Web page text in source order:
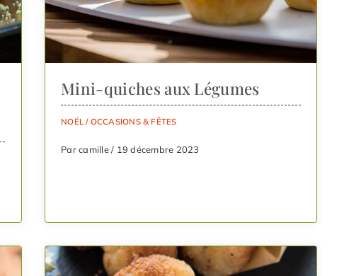
Mini-quiches aux Légumes
NOËL/ OCCASIONS & FÊTES
Par camille / 19 décembre 2023